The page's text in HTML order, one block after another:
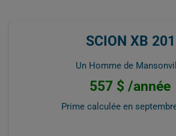
SCION XB
Un Homme de
557 $ /année
Prime calculée en